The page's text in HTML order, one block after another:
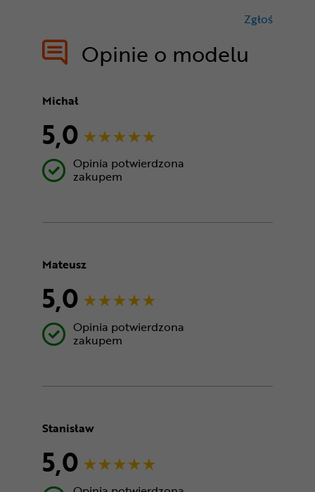
Opinie o modelu
Zgłoś
Michał
5,0
Opinia potwierdzona
zakupem
Mateusz
5,0
Opinia potwierdzona
zakupem
Stanisław
5,0